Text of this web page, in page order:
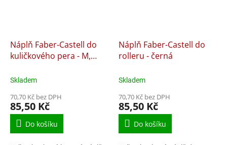
Náplň Faber-Castell do
kuličkového pera - M,
Skladem
70,70 Kč bez DPH
85,50 Kč
Do košíku
Náplň Faber-Castell do
rolleru - černá
Skladem
70,70 Kč bez DPH
85,50 Kč
Do košíku